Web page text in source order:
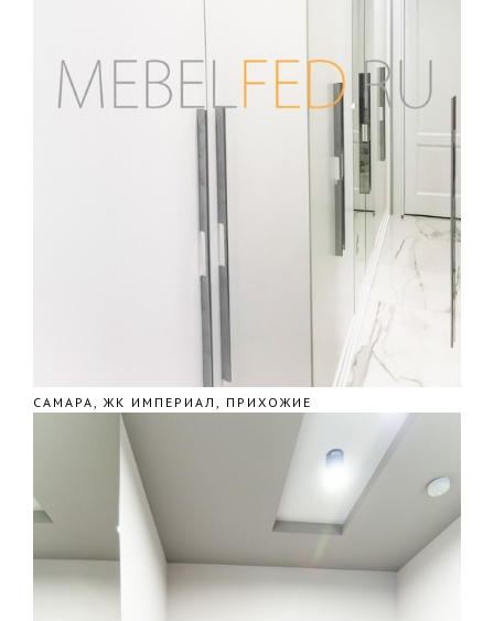
САМАРА, ЖК ИМПЕРИАЛ, ПРИХОЖИЕ